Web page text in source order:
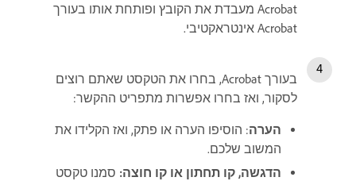
Acrobat מעבדת את הקובץ ופותחת אותו בעורך
Acrobat אינטראקטיבי.
בעורך Acrobat, בחרו את הטקסט שאתם רוצים
לסקור, ואז בחרו אפשרות מתפריט ההקשר:
הערה: הוסיפו הערה או פתק, ואז הקלידו את
המשוב שלכם.
הדגשה, קו תחתון או קו חוצה: סמנו טקסט